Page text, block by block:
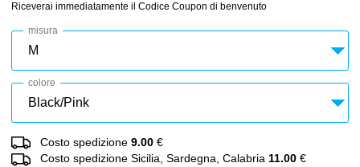
Riceverai immediatamente il Codice Coupon di benvenuto
misura
colore
Costo spedizione 9.00 €
Costo spedizione Sicilia, Sardegna, Calabria 11.00 €